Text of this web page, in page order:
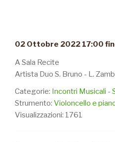
02 Ottobre 2022 17:00
A Sala Recite
Artista Duo S. Bruno - L.
Categorie: Incontri Musicali -
Strumento: Violoncello e
Visualizzazioni: 1761